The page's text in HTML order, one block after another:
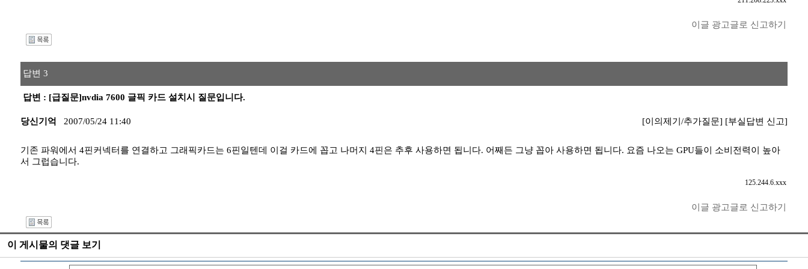
이글 광고글로 신고하기
답변 3
답변 : [급질문]nvdia 7600 글픽 카드 설치시 질문입니다.
당신기억 2007/05/24 11:40 [이의제기/추가질문] [부실답변 신고]
기존 파워에서 4핀커넥터를 연결하고 그래픽카드는 6핀일텐데 이걸 카드에 꼽고 나머지 4핀은 추후 사용하면 됩니다. 어째든 그냥 꼽아 사용하면 됩니다. 요즘 나오는 GPU들이 소비전력이 높아
서 그럽습니다.
125.244.6.xxx
이글 광고글로 신고하기
이 게시물의 댓글 보기